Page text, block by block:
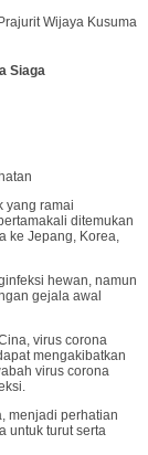
Wijaya Kusuma
Siaga
yang ramai
ditemukan
ke Jepang, Korea,
hewan, namun
gejala awal
virus corona
mengakibatkan
virus corona
menjadi perhatian
untuk turut serta